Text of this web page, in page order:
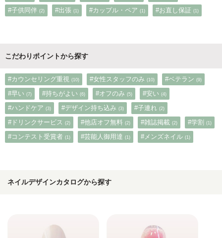
#子供同伴 (2) #出張 (1) #カップル・ペア (1) #お直し保証 (1)
こだわりポイントから探す
#カウンセリング重視 (10) #女性スタッフのみ (10) #ベテラン (9)
#早い (7) #持ちがよい (6) #オフのみ (5) #安い (4)
#ハンドケア (3) #デザイン持ち込み (3) #子連れ (2)
#ドリンクサービス (2) #他店オフ無料 (2) #雑誌掲載 (2) #学割 (1)
#コンテスト受賞者 (1) #芸能人御用達 (1) #メンズネイル (1)
ネイルデザインカタログから探す